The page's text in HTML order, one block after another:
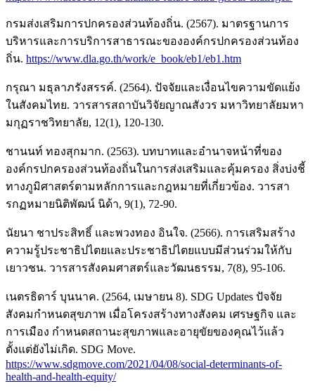
กรมส่งเสริมการปกครองส่วนท้องถิ่น. (2567). มาตรฐานการ
บริหารและการบริการสาธารณะขององค์กรปกครองส่วนท้อง
ถิ่น. https://www.dla.go.th/work/e_book/eb1/eb1.htm
กรุณา มธุลาภรังสรรค์. (2564). ปัจจัยและเงื่อนไขความขัดแย้ง
ในสังคมไทย. วารสารสถาบันวิจัยญาณสังวร มหาวิทยาลัยมหา
มกุฏราชวิทยาลัย, 12(1), 120-130.
ชานนท์ ทองสุกมาก. (2563). บทบาทและอำนาจหน้าที่ของ
องค์กรปกครองส่วนท้องถิ่นในการส่งเสริมและคุ้มครอง สิ่งบ่งชี้
ทางภูมิศาสตร์ตามหลักการและกฎหมายที่เกี่ยวข้อง. วารสา
รกฏหมายนิติพัฒน์ นิด้า, 9(1), 72-90.
นัยนา ชาประสิทธิ์ และพวงทอง อินใจ. (2566). การเสริมสร้าง
ความรู้ประชาธิปไตยและประชาธิปไตยแบบมีส่วนร่วมให้กับ
เยาวชน. วารสารสังคมศาสตร์และวัฒนธรรม, 7(8), 95-106.
เนตรธิดาร์ บุนนาค. (2564, เมษายน 8). SDG Updates ปัจจัย
สังคมกำหนดสุขภาพ เมื่อโครงสร้างทางสังคม เศรษฐกิจ และ
การเมือง กำหนดสถานะสุขภาพและอายุขัยของคุณไว้แล้ว
ตั้งแต่ยังไม่เกิด. SDG Move.
https://www.sdgmove.com/2021/04/08/social-determinants-of-
health-and-health-equity/